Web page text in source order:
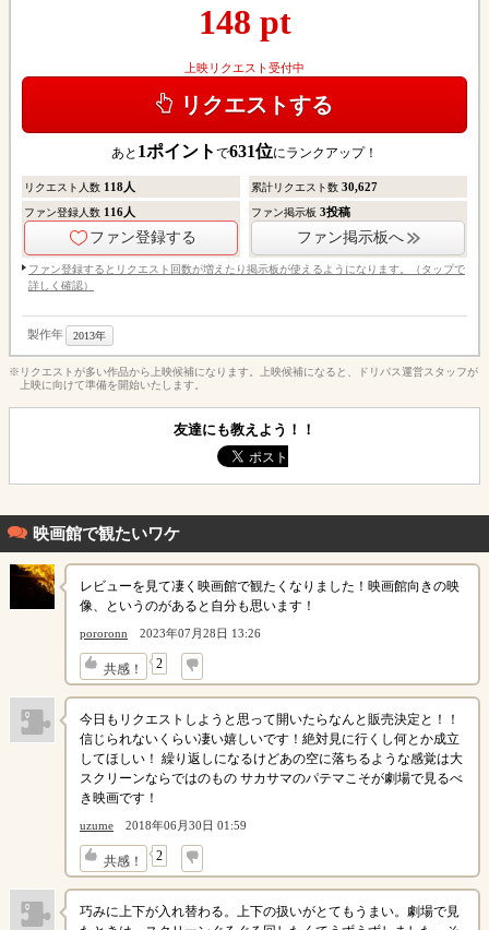
148 pt
上映リクエスト受付中
リクエストする
あと 1ポイント で631位にランクアップ！
リクエスト人数 118人 累計リクエスト数30,627
ファン登録人数 116人
ファン登録する
ファン掲示板3投稿
ファン掲示板へ
ファン登録するとリクエスト回数が増えたり掲示板が使えるようになります。（タップで
詳しく確認）
製作年 2013年
※リクエストが多い作品から上映候補になります。上映候補になると、ドリパス運営スタッフが
上映に向けて準備を開始いたします。
友達にも教えよう！！
映画館で観たいワケ
レビューを見て凄く映画館で観たくなりました！映画館向きの映
像、というのがあると自分も思います！
pororonn 2023年07月28日 13:26
共感！ 2
↓
今日もリクエストしようと思って開いたらなんと販売決定と！！
信じられないくらい凄い嬉しいです！絶対見に行くし何とか成立
してほしい！ 繰り返しになるけどあの空に落ちるような感覚は大
スクリーンならではのもの サカサマのパテマこそが劇場で見るべ
き映画です！
uzume 2018年06月30日 01:59
共感！ 2
↓
巧みに上下が入れ替わる。上下の扱いがとてもうまい。劇場で見